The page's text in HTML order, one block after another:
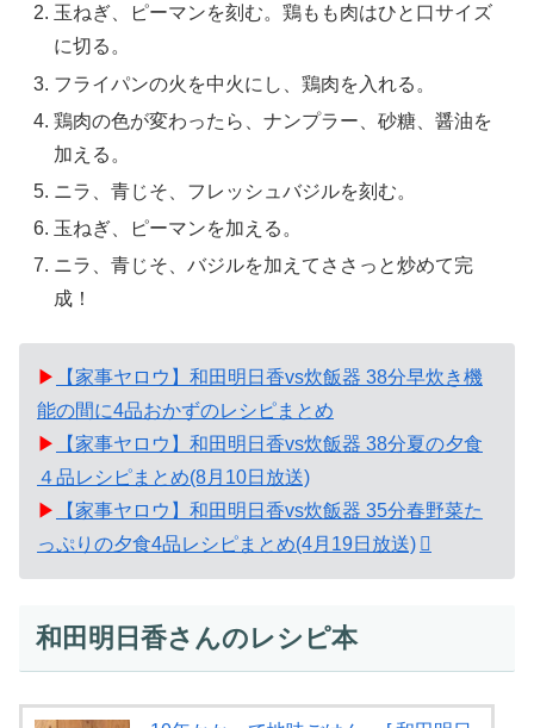
玉ねぎ、ピーマンを刻む。鶏もも肉はひと口サイズ
に切る。
フライパンの火を中火にし、鶏肉を入れる。
鶏肉の色が変わったら、ナンプラー、砂糖、醤油を
加える。
ニラ、青じそ、フレッシュバジルを刻む。
玉ねぎ、ピーマンを加える。
ニラ、青じそ、バジルを加えてささっと炒めて完
成！
▶
【家事ヤロウ】和田明日香vs炊飯器 38分早炊き機
能の間に4品おかずのレシピまとめ
▶
【家事ヤロウ】和田明日香vs炊飯器 38分夏の夕食
４品レシピまとめ(8月10日放送)
▶
【家事ヤロウ】和田明日香vs炊飯器 35分春野菜た
っぷりの夕食4品レシピまとめ(4月19日放送)
和田明日香さんのレシピ本